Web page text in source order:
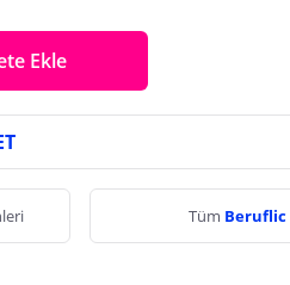
Ekle
Tüm Beruflic